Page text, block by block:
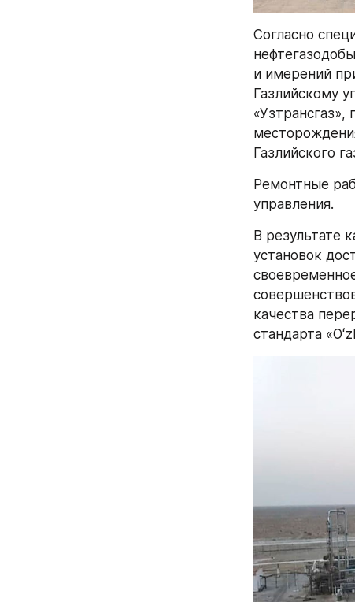
Согласно
и имерений
Газлийскому
Газлийского
Ремонтные
управления.
В результате
установок
качества
стандарта